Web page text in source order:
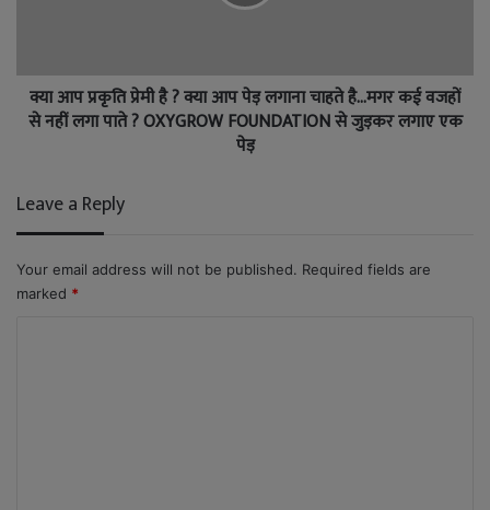
क्या आप प्रकृति प्रेमी है ? क्या आप पेड़ लगाना चाहते है…मगर कई वजहों
से नहीं लगा पाते ? OXYGROW FOUNDATION से जुड़कर लगाए एक
पेड़
Leave a Reply
Your email address will not be published. Required fields are
marked *